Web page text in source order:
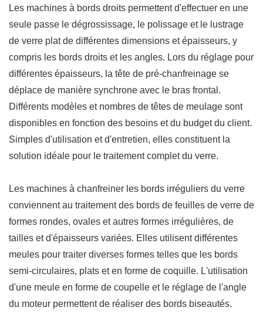
Les machines à bords droits permettent d'effectuer en une
seule passe le dégrossissage, le polissage et le lustrage
de verre plat de différentes dimensions et épaisseurs, y
compris les bords droits et les angles. Lors du réglage pour
différentes épaisseurs, la tête de pré-chanfreinage se
déplace de manière synchrone avec le bras frontal.
Différents modèles et nombres de têtes de meulage sont
disponibles en fonction des besoins et du budget du client.
Simples d'utilisation et d'entretien, elles constituent la
solution idéale pour le traitement complet du verre.
Les machines à chanfreiner les bords irréguliers du verre
conviennent au traitement des bords de feuilles de verre de
formes rondes, ovales et autres formes irrégulières, de
tailles et d'épaisseurs variées. Elles utilisent différentes
meules pour traiter diverses formes telles que les bords
semi-circulaires, plats et en forme de coquille. L'utilisation
d'une meule en forme de coupelle et le réglage de l'angle
du moteur permettent de réaliser des bords biseautés.